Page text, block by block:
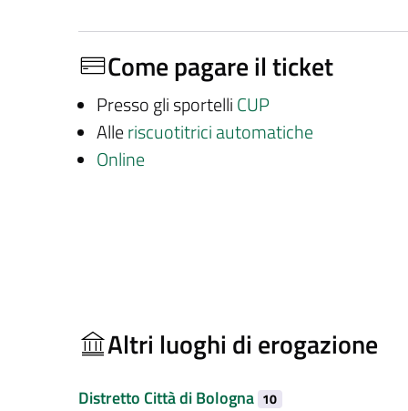
Come pagare il ticket
Presso gli sportelli CUP
Alleriscuotitrici automatiche
Online
Altri luoghi di erogazione
Distretto Città di Bologna 10